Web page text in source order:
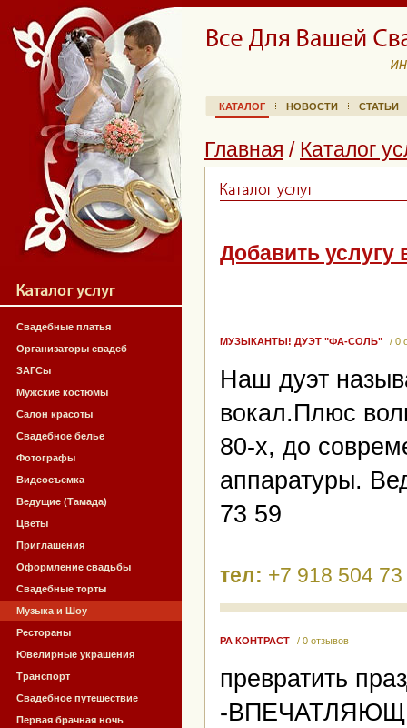
Свадебные платья
Организаторы свадеб
ЗАГСы
Мужские костюмы
Салон красоты
Свадебное белье
Фотографы
Видеосъемка
Ведущие (Тамада)
Цветы
Приглашения
Оформление свадьбы
Свадебные торты
Музыка и Шоу
Рестораны
Ювелирные украшения
Транспорт
Свадебное путешествие
Первая брачная ночь
КАТАЛОГ НОВОСТИ СТАТЬИ
Главная / Каталог
Добавить услугу
МУЗЫКАНТЫ! ДУЭТ "ФА-СОЛЬ" / 0
Наш дуэт
вокал.Плюс
80-х, до
аппаратуры.
73 59
тел: +7 918 504 73
РА КОНТРАСТ / 0 отзывов
превратить
-